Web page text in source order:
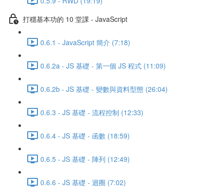
打穩基本功的 10 堂課 - JavaScript
0.6.1 - JavaScript 簡介 (7:18)
0.6.2a - JS 基礎 - 第一個 JS 程式 (11:09)
0.6.2b - JS 基礎 - 變數與資料型態 (26:04)
0.6.3 - JS 基礎 - 流程控制 (12:33)
0.6.4 - JS 基礎 - 函數 (18:59)
0.6.5 - JS 基礎 - 陣列 (12:49)
0.6.6 - JS 基礎 - 迴圈 (7:02)